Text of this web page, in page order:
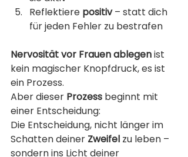
Reflektiere positiv – statt dich
für jeden Fehler zu bestrafen
Nervosität vor Frauen ablegen ist
kein magischer Knopfdruck, es ist
ein Prozess.
Aber dieser Prozess beginnt mit
einer Entscheidung:
Die Entscheidung, nicht länger im
Schatten deiner Zweifel zu leben –
sondern ins Licht deiner